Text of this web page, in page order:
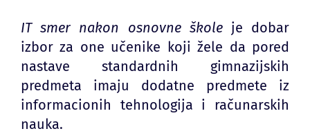
IT smer nakon osnovne školeje dobar
izbor za one učenike koji žele da pored
nastave standardnih gimnazijskih
predmeta imaju dodatne predmete iz
informacionih tehnologija i računarskih
nauka.